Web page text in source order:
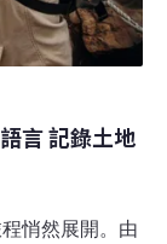
言 記錄土地
悄然展開。由